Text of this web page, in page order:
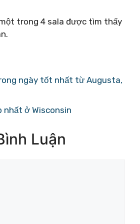
trong 4 sala được tìm thấy
ngày tốt nhất từ ​​Augusta,
nhất ở Wisconsin
Luận